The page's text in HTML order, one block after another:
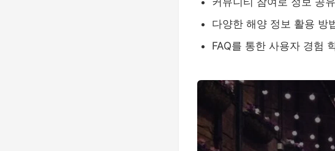
다양한 해양 정보 활용 방
FAQ를 통한 사용자 경험